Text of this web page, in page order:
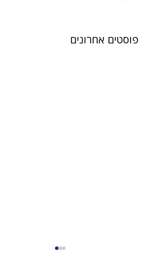
פוסטים אחרונים